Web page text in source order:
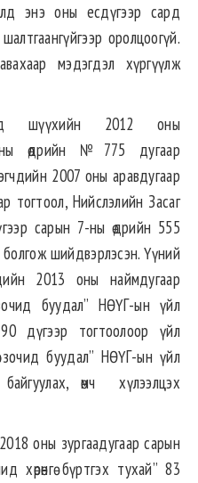
энэ оны есдүгээр сард
оролцоогүй.
авахаар мэдэгдэл хүргүүлж
шүүхийн 2012 оны
ны өдрийн №775 дугаар
2007 оны аравдугаар
тогтоол, Нийслэлийн Засаг
сарын 7-ны өдрийн 555
шийдвэрлэсэн. Үүний
2013 оны наймдугаар
буудал” НӨҮГ-ын үйл
дүгээр тогтоолоор үйл
зочид буудал” НӨҮГ-ын үйл
өмч хүлээлцэх
оны зургаадугаар сарын
хөрөнгө бүртгэх тухай” 83